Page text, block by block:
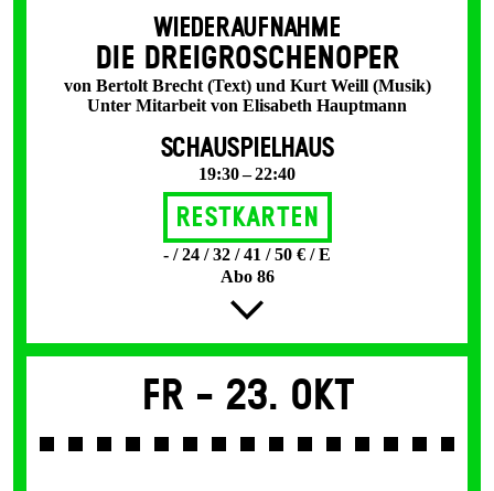
WIEDERAUFNAHME
DIE DREI­GROSCHEN­OPER
von Bertolt Brecht (Text) und Kurt Weill (Musik)
Unter Mitarbeit von Elisabeth Hauptmann
SCHAUSPIELHAUS
19:30 – 22:40
Restkarten
- / 24 / 32 / 41 / 50 € / E
Abo 86
Fr - 23. Okt